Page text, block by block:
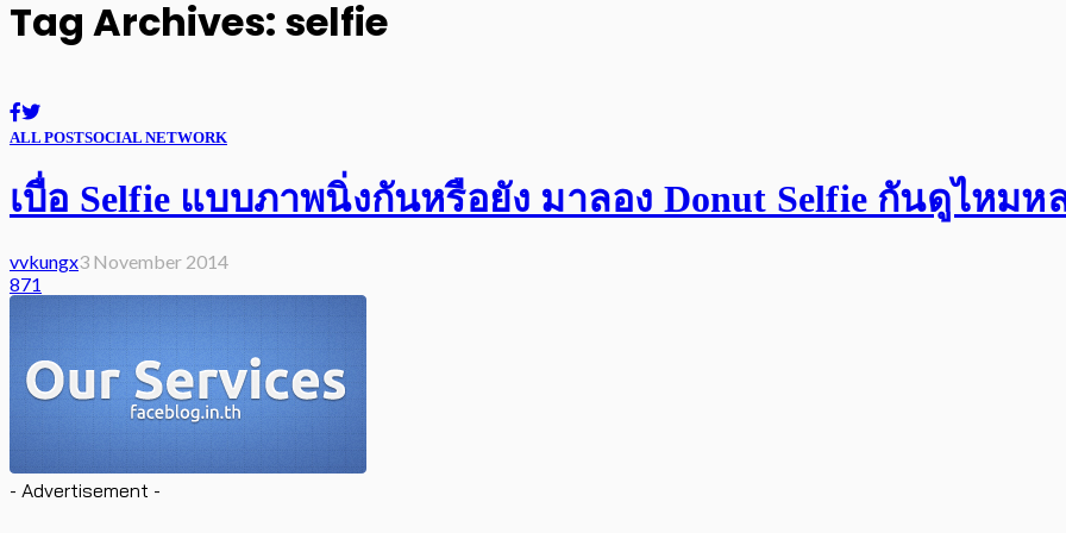
Tag Archives: selfie
ALL POSTSOCIAL NETWORK
เบื่อ Selfie แบบภาพนิ่งกันหรือยัง มาลอง Donut Selfie กันดูไหม
vvkungx3 November 2014
871
- Advertisement -